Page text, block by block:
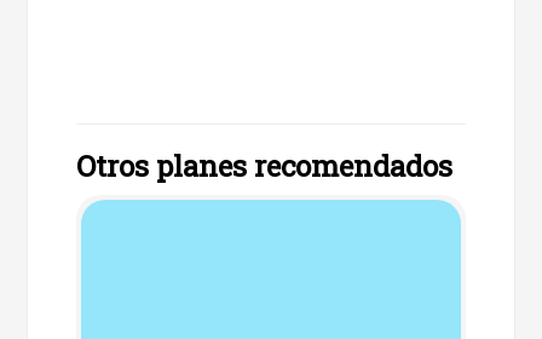
Otros planes recomendados